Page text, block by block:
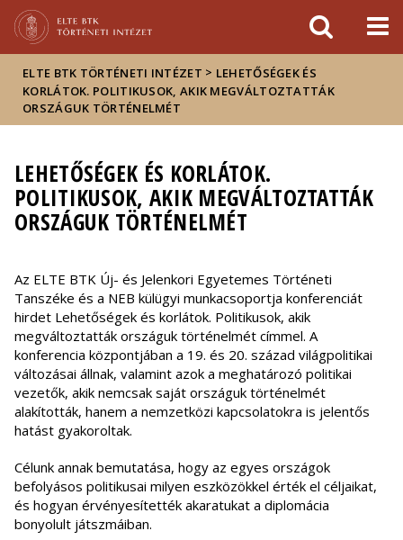
sajtóban
ELTE BTK TÖRTÉNETI INTÉZET > LEHETŐSÉGEK ÉS
KORLÁTOK. POLITIKUSOK, AKIK MEGVÁLTOZTATTÁK
ORSZÁGUK TÖRTÉNELMÉT
LEHETŐSÉGEK ÉS KORLÁTOK.
POLITIKUSOK, AKIK MEGVÁLTOZTATTÁK
ORSZÁGUK TÖRTÉNELMÉT
Az ELTE BTK Új- és Jelenkori Egyetemes Történeti
Tanszéke és a NEB külügyi munkacsoportja konferenciát
hirdet Lehetőségek és korlátok. Politikusok, akik
megváltoztatták országuk történelmét címmel. A
konferencia központjában a 19. és 20. század világpolitikai
változásai állnak, valamint azok a meghatározó politikai
vezetők, akik nemcsak saját országuk történelmét
alakították, hanem a nemzetközi kapcsolatokra is jelentős
hatást gyakoroltak.
Célunk annak bemutatása, hogy az egyes országok
befolyásos politikusai milyen eszközökkel érték el céljaikat,
és hogyan érvényesítették akaratukat a diplomácia
bonyolult játszmáiban.